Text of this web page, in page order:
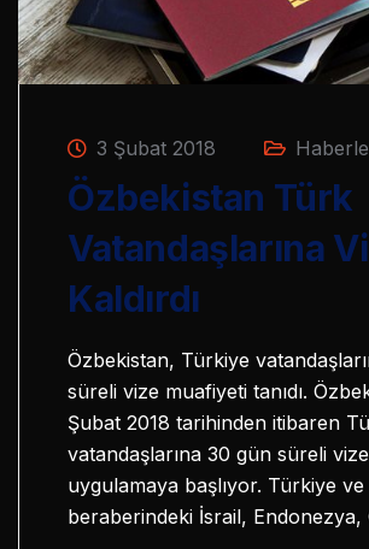
3 Şubat 2018
Özbekistan Türk
Vatandaşlarına
Kaldırdı
Özbekistan, Türkiye
süreli vize muafiyeti tanıdı.
Şubat 2018 tarihinden itibaren
vatandaşlarına 30 gün süreli
uygulamaya başlıyor. Türkiye ve
beraberindeki İsrail,